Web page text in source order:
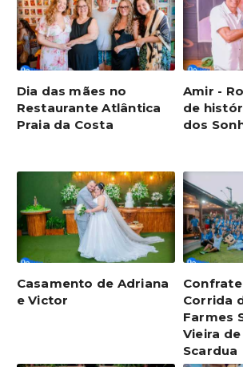
Dia das mães no
Restaurante Atlântica
Praia da Costa
Amir -
de
dos
Casamento de Adriana
e Victor
Corrida
Farmes
Vieira
Scardua